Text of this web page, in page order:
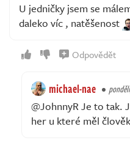
U jedničky jsem se
daleko víc , natěšenost
Odpovědět
michael-nae
@JohnnyR Je to tak.
her u které měl